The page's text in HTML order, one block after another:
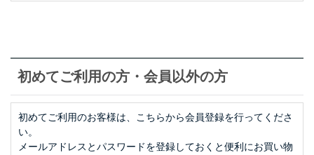
初めてご利用の方・会員以外の方
初めてご利用のお客様は、こちらから会員登録を行ってくださ
い。
メールアドレスとパスワードを登録しておくと便利にお買い物